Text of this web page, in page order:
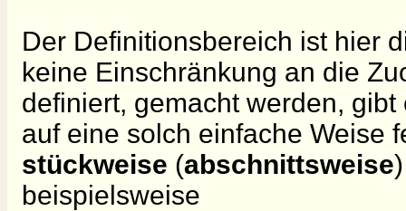
Der Definitionsbereich ist hier
keine Einschränkung an die
definiert, gemacht werden,
auf eine solch einfache Weise
stückweise (abschnittsweise
beispielsweise